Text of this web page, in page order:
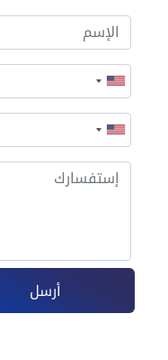
أرسل